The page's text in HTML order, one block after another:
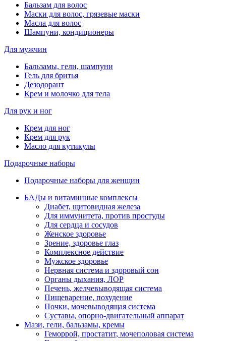
Бальзам для волос
Маски для волос, грязевые маски
Масла для волос
Шампуни, кондиционеры
Для мужчин
Бальзамы, гели, шампуни
Гель для бритья
Дезодорант
Крем и молочко для тела
Для рук и ног
Крем для ног
Крем для рук
Масло для кутикулы
Подарочные наборы
Подарочные наборы для женщин
БАДы и витаминные комплексы
Диабет, щитовидная железа
Для иммунитета, против простуды
Для сердца и сосудов
Женское здоровье
Зрение, здоровье глаз
Комплексное действие
Мужское здоровье
Нервная система и здоровый сон
Органы дыхания, ЛОР
Печень, желчевыводящая система
Пищеварение, похудение
Почки, мочевыводящая система
Суставы, опорно-двигательный аппарат
Мази, гели, бальзамы, кремы
Геморрой, простатит, мочеполовая система